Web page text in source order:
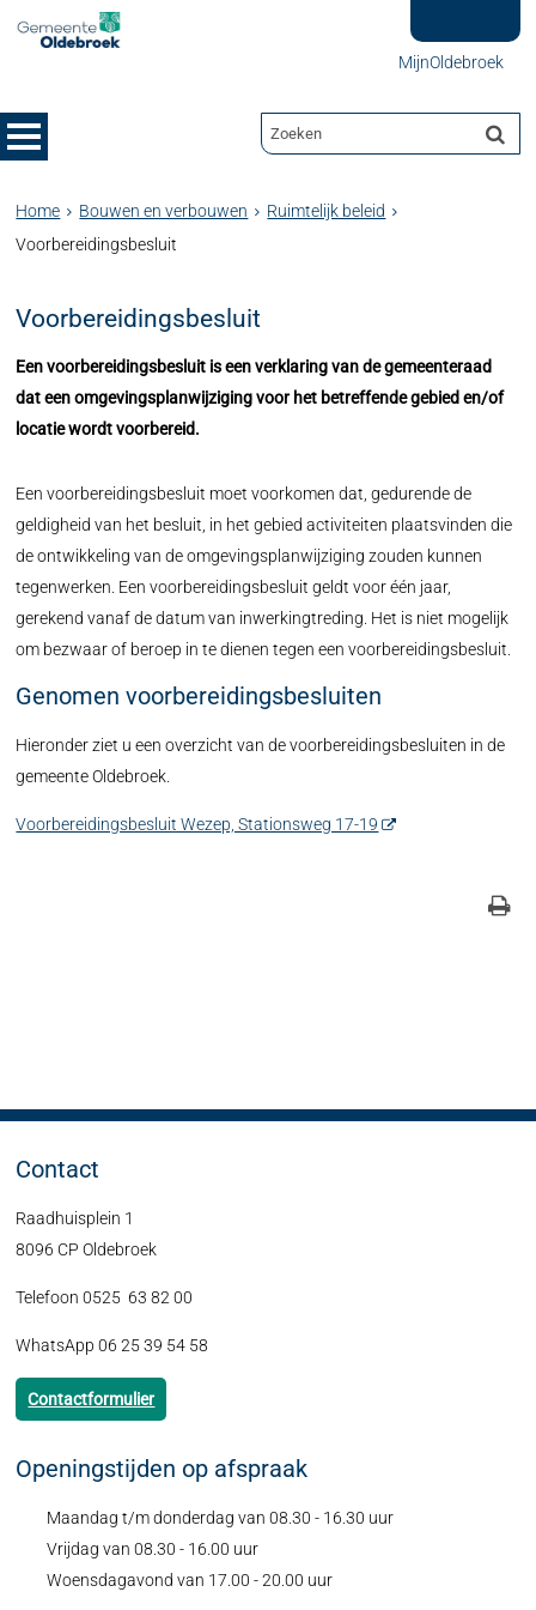
MijnOldebroek
Home Bouwen en verbouwen
Ruimtelijk beleid
Voorbereidingsbesluit
Voorbereidingsbesluit
Een voorbereidingsbesluit is een verklaring van de gemeenteraad
dat een omgevingsplanwijziging voor het betreffende gebied en/of
locatie wordt voorbereid.
Een voorbereidingsbesluit moet voorkomen dat, gedurende de
geldigheid van het besluit, in het gebied activiteiten plaatsvinden die
de ontwikkeling van de omgevingsplanwijziging zouden kunnen
tegenwerken. Een voorbereidingsbesluit geldt voor één jaar,
gerekend vanaf de datum van inwerkingtreding. Het is niet mogelijk
om bezwaar of beroep in te dienen tegen een voorbereidingsbesluit.
Genomen voorbereidingsbesluiten
Hieronder ziet u een overzicht van de voorbereidingsbesluiten in de
gemeente Oldebroek.
Voorbereidingsbesluit Wezep, Stationsweg 17-19
Contact
Raadhuisplein 1
8096 CP Oldebroek
Telefoon 0525 63 82 00
WhatsApp 06 25 39 54 58
Contactformulier
Openingstijden op afspraak
Maandag t/m donderdag van 08.30 - 16.30 uur
Vrijdag van 08.30 - 16.00 uur
Woensdagavond van 17.00 - 20.00 uur